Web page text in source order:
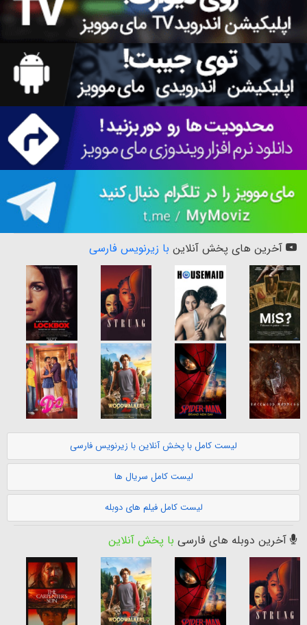
آخرین های پخش آنلاین با زیرنویس فارسی
لیست کامل با پخش آنلاین با زیرنویس فارسی
لیست کامل سریال ها
لیست کامل فیلم های دوبله
آخرین دوبله های فارسی با پخش آنلاین